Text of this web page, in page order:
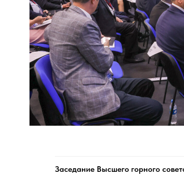
Заседание Высшего горного